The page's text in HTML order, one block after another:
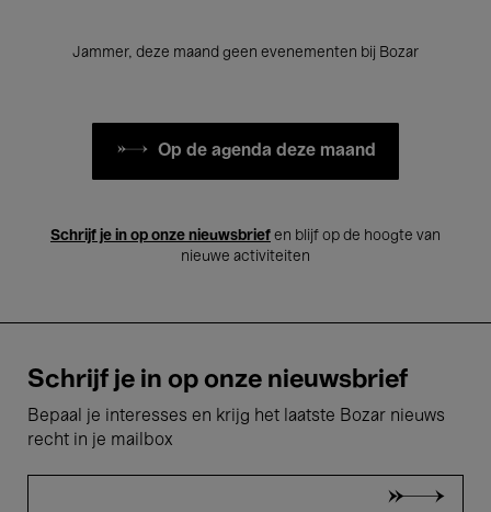
Jammer, deze maand geen evenementen bij Bozar
Op de agenda deze maand
Schrijf je in op onze nieuwsbrief en blijf op de hoogte van
nieuwe activiteiten
Schrijf je in op onze nieuwsbrief
Bepaal je interesses en krijg het laatste Bozar nieuws
recht in je mailbox